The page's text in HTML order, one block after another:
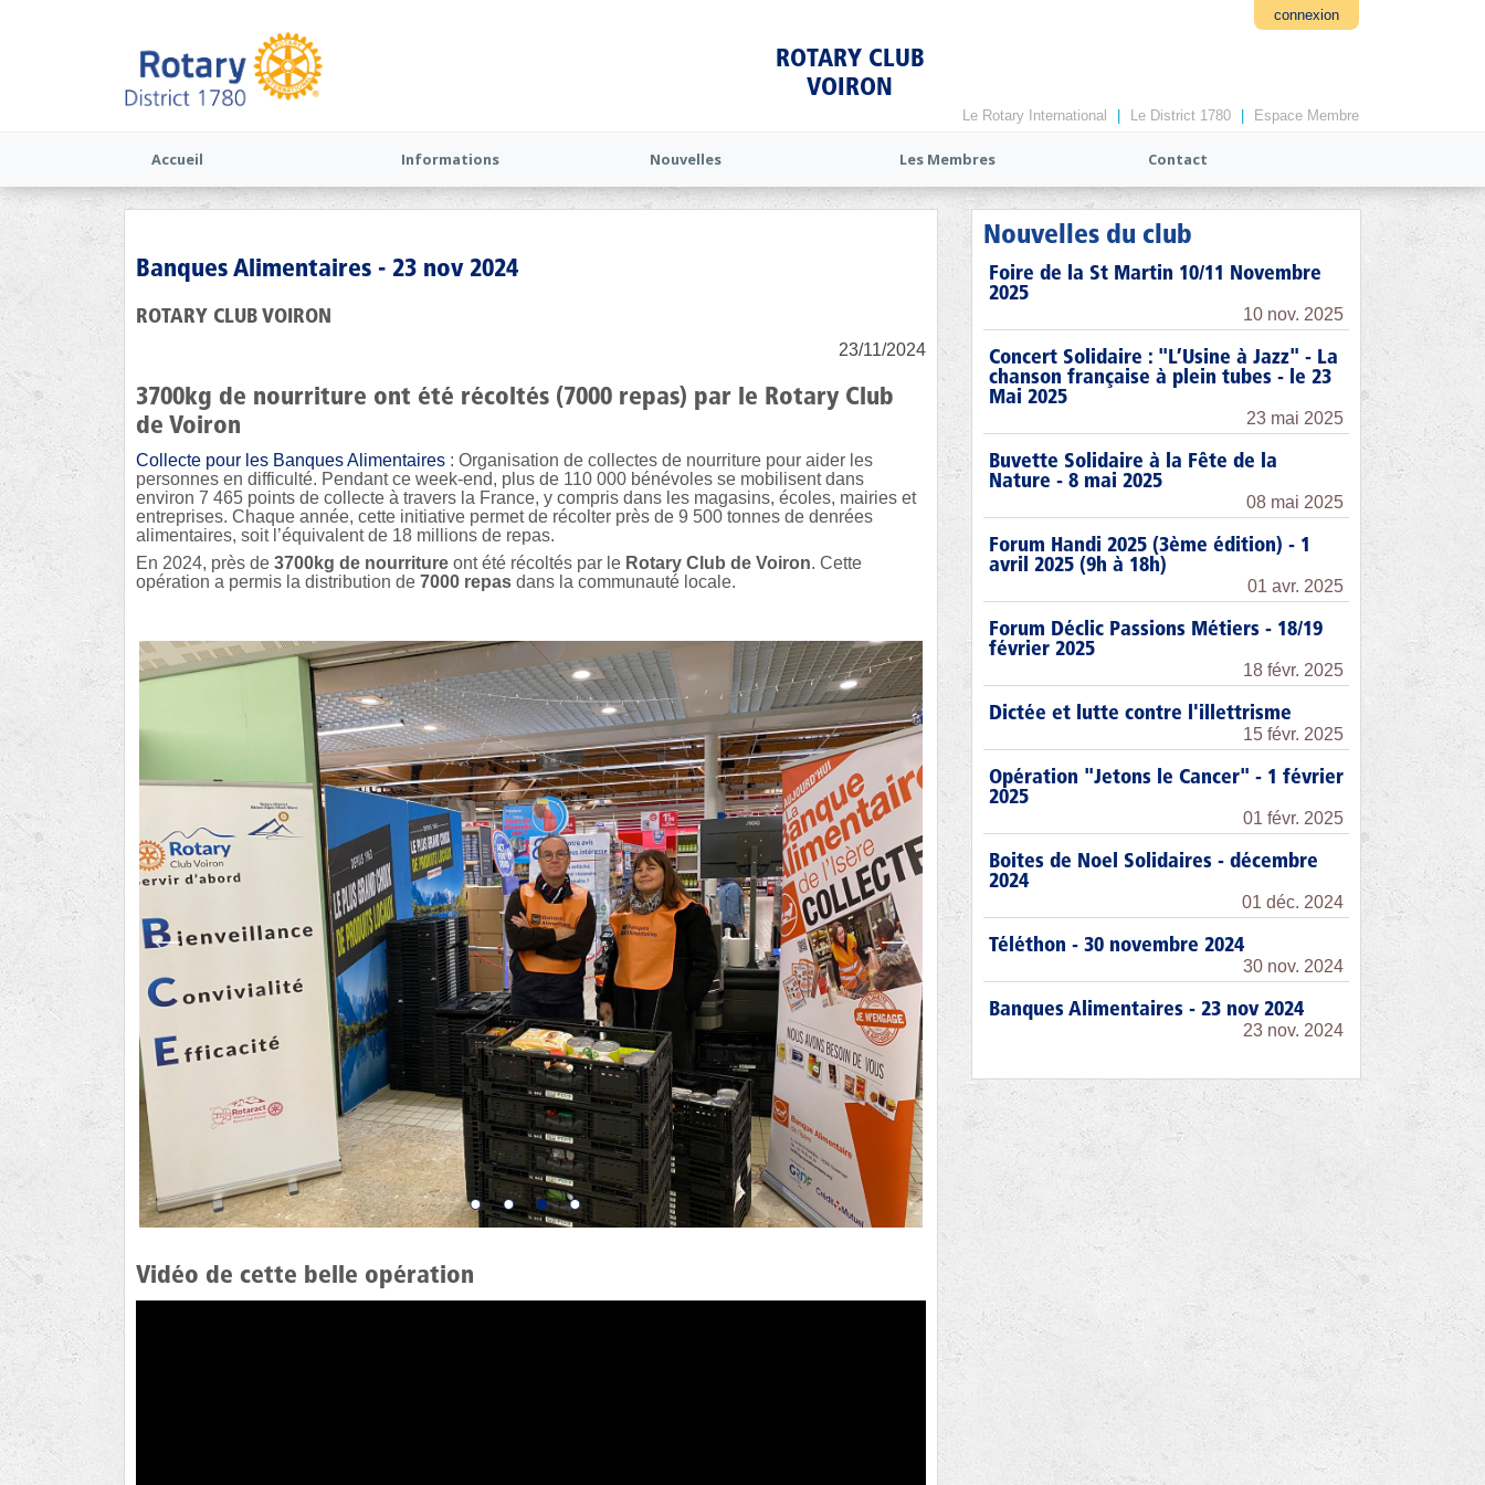
ROTARY CLUB
VOIRON
connexion
Le Rotary International Le District 1780 Espace Membre
Accueil Informations Nouvelles Les Membres Contact
Banques Alimentaires - 23 nov 2024
ROTARY CLUB VOIRON
23/11/2024
3700kg de nourriture ont été récoltés (7000 repas) par le Rotary Club
de Voiron
Collecte pour les Banques Alimentaires : Organisation de collectes de nourriture pour aider les
personnes en difficulté. Pendant ce week-end, plus de 110 000 bénévoles se mobilisent dans
environ 7 465 points de collecte à travers la France, y compris dans les magasins, écoles, mairies et
entreprises. Chaque année, cette initiative permet de récolter près de 9 500 tonnes de denrées
alimentaires, soit l’équivalent de 18 millions de repas.
En 2024, près de 3700kg de nourriture ont été récoltés par le Rotary Club de Voiron. Cette
opération a permis la distribution de 7000 repas dans la communauté locale.
Vidéo de cette belle opération
Nouvelles du club
Foire de la St Martin 10/11 Novembre
2025
10 nov. 2025
Concert Solidaire : "L’Usine à Jazz" - La
chanson française à plein tubes - le 23
Mai 2025
23 mai 2025
Buvette Solidaire à la Fête de la
Nature - 8 mai 2025
08 mai 2025
Forum Handi 2025 (3ème édition) - 1
avril 2025 (9h à 18h)
01 avr. 2025
Forum Déclic Passions Métiers - 18/19
février 2025
18 févr. 2025
Dictée et lutte contre l'illettrisme
15 févr. 2025
Opération "Jetons le Cancer" - 1 février
2025
01 févr. 2025
Boites de Noel Solidaires - décembre
2024
01 déc. 2024
Téléthon - 30 novembre 2024
30 nov. 2024
Banques Alimentaires - 23 nov 2024
23 nov. 2024